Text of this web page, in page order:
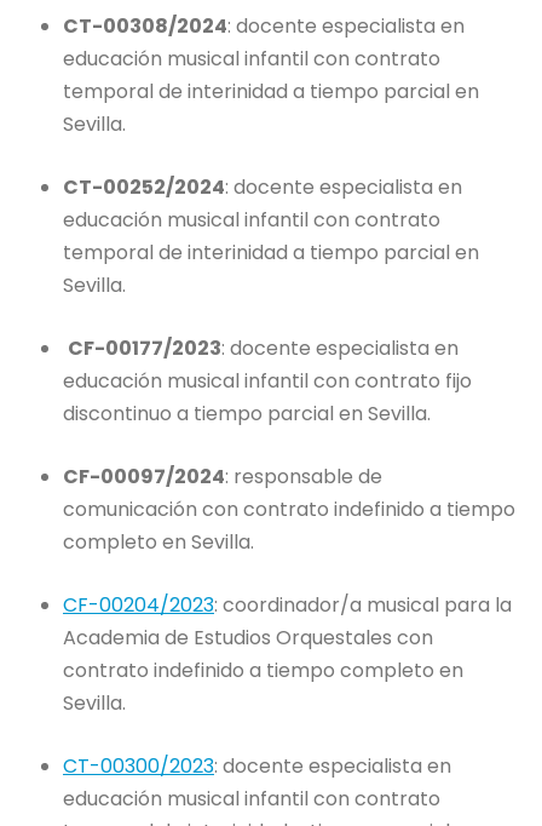
CT-00308/2024: docente especialista en
educación musical infantil con contrato
temporal de interinidad a tiempo parcial en
Sevilla.
CT-00252/2024: docente especialista en
educación musical infantil con contrato
temporal de interinidad a tiempo parcial en
Sevilla.
CF-00177/2023: docente especialista en
educación musical infantil con contrato fijo
discontinuo a tiempo parcial en Sevilla.
CF-00097/2024: responsable de
comunicación con contrato indefinido a tiempo
completo en Sevilla.
CF-00204/2023: coordinador/a musical para la
Academia de Estudios Orquestales con
contrato indefinido a tiempo completo en
Sevilla.
CT-00300/2023: docente especialista en
educación musical infantil con contrato